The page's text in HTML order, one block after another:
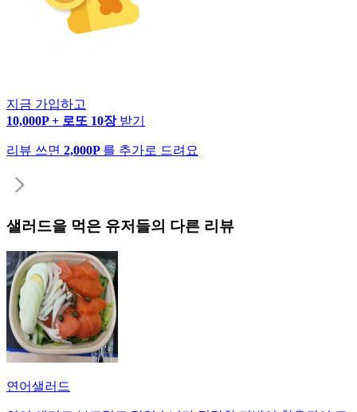
지금 가입하고
10,000P + 로또 10장 받기
리뷰 쓰면 2,000P 를 추가로 드려요
샐러드을 먹은 유저들의 다른 리뷰
연어샐러드